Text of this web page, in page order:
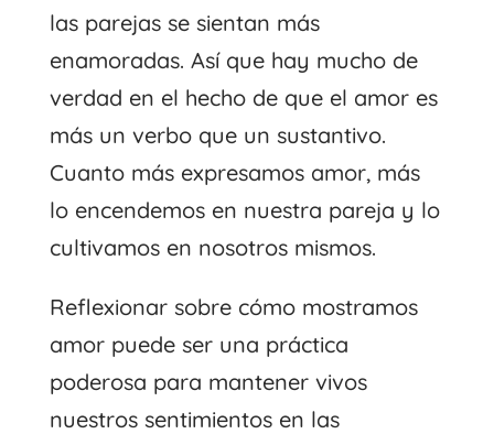
las parejas se sientan más
enamoradas. Así que hay mucho de
verdad en el hecho de que el amor es
más un verbo que un sustantivo.
Cuanto más expresamos amor, más
lo encendemos en nuestra pareja y lo
cultivamos en nosotros mismos.
Reflexionar sobre cómo mostramos
amor puede ser una práctica
poderosa para mantener vivos
nuestros sentimientos en las